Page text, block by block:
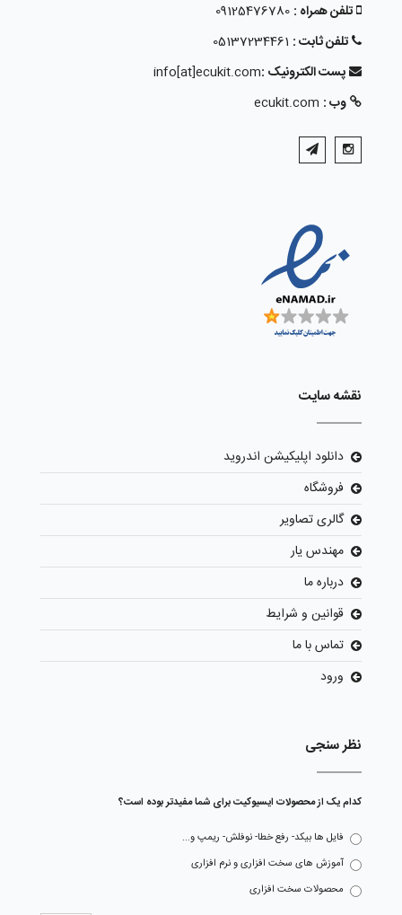
تلفن همراه : 09125476780
تلفن ثابت : 05137234461
پست الکترونیک :info[at]ecukit.com
وب : ecukit.com
نقشه سایت
دانلود اپلیکیشن اندروید
فروشگاه
گالری تصاویر
مهندس یار
درباره ما
قوانین و شرایط
تماس با ما
ورود
نظر سنجی
کدام یک از محصولات ایسیوکیت برای شما مفیدتر بوده است؟
فایل ها بیکد- رفع خطا- نوفلش- ریمپ و...
آموزش های سخت افزاری و نرم افزاری
محصولات سخت افزاری